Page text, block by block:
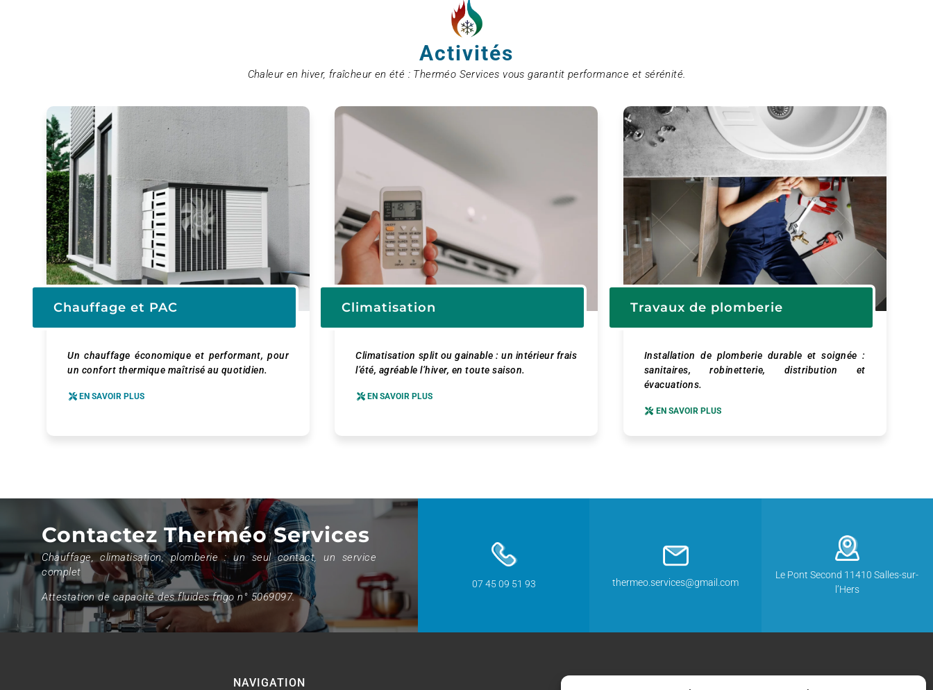
Activités
Chaleur en hiver, fraîcheur en été : Therméo Services vous garantit performance et sérénité.
Chauffage et PAC
Un chauffage économique et performant, pour
un confort thermique maîtrisé au quotidien.
EN SAVOIR PLUS
Climatisation
Climatisation split ou gainable : un intérieur frais
l’été, agréable l’hiver, en toute saison.
EN SAVOIR PLUS
Travaux de plomberie
Installation de plomberie durable et soignée :
sanitaires, robinetterie, distribution et
évacuations.
EN SAVOIR PLUS
Contactez Therméo Services
Chauffage, climatisation, plomberie : un seul contact, un service
complet
Attestation de capacité des fluides frigo n° 5069097.
07 45 09 51 93 thermeo.services@gmail.com
Le Pont Second 11410 Salles-sur-
l’Hers
NAVIGATION